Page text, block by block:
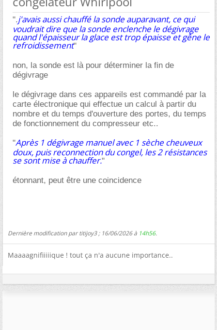
".j'avais aussi chauffé la sonde auparavant, ce qui
voudrait dire que la sonde enclenche le dégivrage
quand l'épaisseur la glace est trop épaisse et gêne le
refroidissement"
non, la sonde est là pour déterminer la fin de
dégivrage
le dégivrage dans ces appareils est commandé par la
carte électronique qui effectue un calcul à partir du
nombre et du temps d'ouverture des portes, du temps
de fonctionnement du compresseur etc..
"Après 1 dégivrage manuel avec 1 sèche cheuveux
doux, puis reconnection du congel, les 2 résistances
se sont mise à chauffer."
étonnant, peut être une coincidence
Dernière modification par titijoy3 ; 16/06/2026 à 14h56.
Maaaagnifiiiiique ! tout ça n'a aucune importance..